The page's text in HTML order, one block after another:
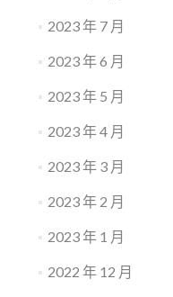
2023 年 7 月
2023 年 6 月
2023 年 5 月
2023 年 4 月
2023 年 3 月
2023 年 2 月
2023 年 1 月
2022 年 12 月